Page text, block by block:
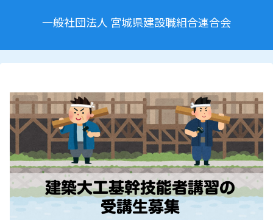
一般社団法人 宮城県建設職組合連合会